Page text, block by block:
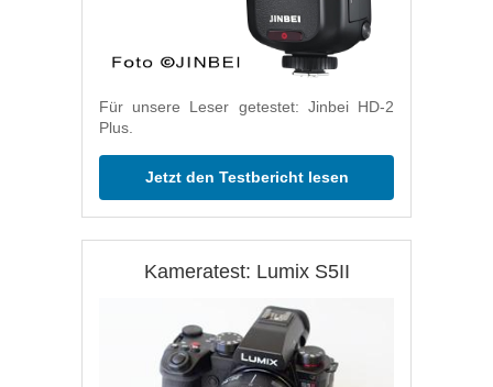
Für unsere Leser getestet: Jinbei HD-2
Plus.
Jetzt den Testbericht lesen
Kameratest: Lumix S5II